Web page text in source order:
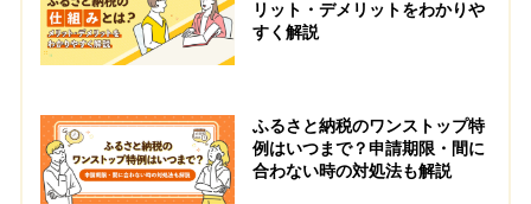
リット・デメリットをわかりや
すく解説
ふるさと納税のワンストップ特
例はいつまで？申請期限・間に
合わない時の対処法も解説